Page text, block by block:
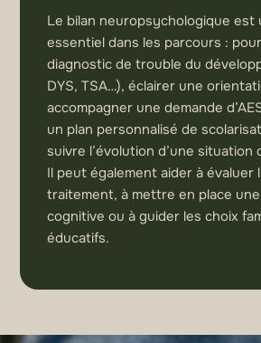
Le bilan neuropsychologique est
essentiel dans les parcours :
diagnostic de trouble du
DYS, TSA…), éclairer une
accompagner une demande
un plan personnalisé de
suivre l’évolution d’une situation
Il peut également aider à évaluer
traitement, à mettre en place
cognitive ou à guider les choix
éducatifs.